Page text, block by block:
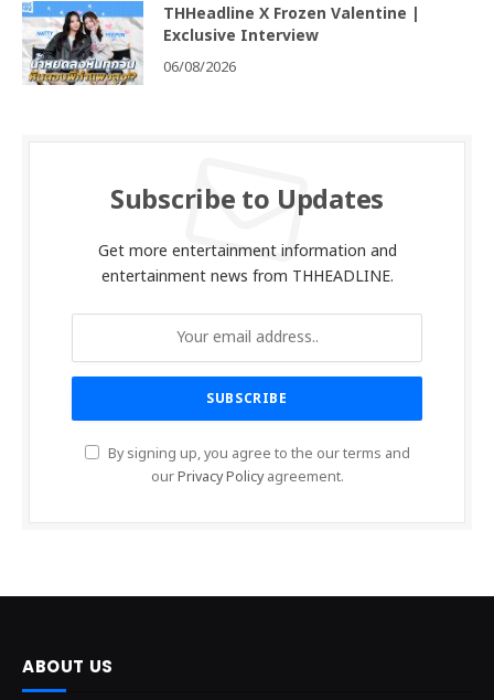
THHeadline X Frozen Valentine |
Exclusive Interview
06/08/2026
Subscribe to Updates
Get more entertainment information and
entertainment news from THHEADLINE.
By signing up, you agree to the our terms and
ourPrivacy Policyagreement.
ABOUT US